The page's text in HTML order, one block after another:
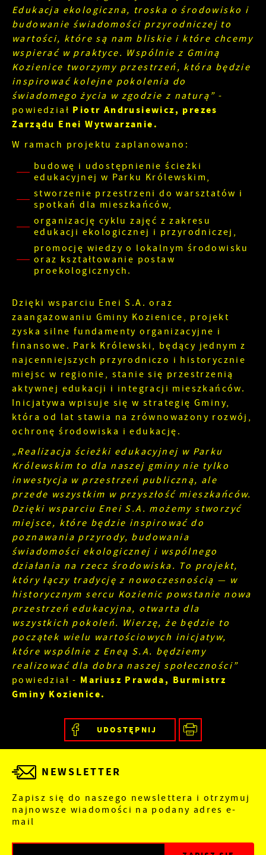
Edukacja ekologiczna, troska o środowisko i
budowanie świadomości przyrodniczej to
wartości, które są nam bliskie i które chcemy
wspierać w praktyce. Wspólnie z Gminą
Kozienice tworzymy przestrzeń, która będzie
inspirować kolejne pokolenia do
świadomego życia w zgodzie z naturą” -
powiedział Piotr Andrusiewicz, prezes
Zarządu Enei Wytwarzanie.
W ramach projektu zaplanowano:
budowę i udostępnienie ścieżki
edukacyjnej w Parku Królewskim,
stworzenie przestrzeni do warsztatów i
spotkań dla mieszkańców,
organizację cyklu zajęć z zakresu
edukacji ekologicznej i przyrodniczej,
promocję wiedzy o lokalnym środowisku
oraz kształtowanie postaw
proekologicznych.
Dzięki wsparciu Enei S.A. oraz
zaangażowaniu Gminy Kozienice, projekt
zyska silne fundamenty organizacyjne i
finansowe. Park Królewski, będący jednym z
najcenniejszych przyrodniczo i historycznie
miejsc w regionie, stanie się przestrzenią
aktywnej edukacji i integracji mieszkańców.
Inicjatywa wpisuje się w strategię Gminy,
która od lat stawia na zrównoważony rozwój,
ochronę środowiska i edukację.
„Realizacja ścieżki edukacyjnej w Parku
Królewskim to dla naszej gminy nie tylko
inwestycja w przestrzeń publiczną, ale
przede wszystkim w przyszłość mieszkańców.
Dzięki wsparciu Enei S.A. możemy stworzyć
miejsce, które będzie inspirować do
poznawania przyrody, budowania
świadomości ekologicznej i wspólnego
działania na rzecz środowiska. To projekt,
który łączy tradycję z nowoczesnością — w
historycznym sercu Kozienic powstanie nowa
przestrzeń edukacyjna, otwarta dla
wszystkich pokoleń. Wierzę, że będzie to
początek wielu wartościowych inicjatyw,
które wspólnie z Eneą S.A. będziemy
realizować dla dobra naszej społeczności”
powiedział - Mariusz Prawda, Burmistrz
Gminy Kozienice.
UDOSTĘPNIJ
NEWSLETTER
Zapisz się do naszego newslettera i otrzymuj
najnowsze wiadomości na podany adres e-
mail